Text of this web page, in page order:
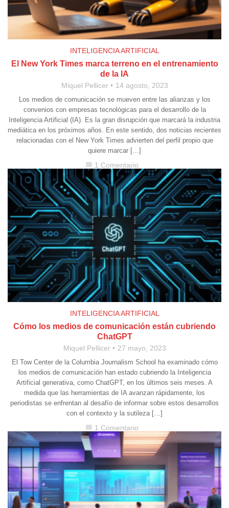
INTELIGENCIA ARTIFICIAL
El New York Times marca terreno en el entrenamiento
de la IA
Miquel Pellicer 14 agosto, 2023
Los medios de comunicación se mueven entre las alianzas y los
convenios con empresas tecnológicas para el desarrollo de la
Inteligencia Artificial (IA). Es la gran disrupción que marcará la industria
mediática en los próximos años. En este sentido, dos noticias recientes
relacionadas con el New York Times advierten del perfil propio que
quiere marcar […]
chat_bubble 1 Comentario
INTELIGENCIA ARTIFICIAL
Cómo los medios de comunicación están cubriendo
ChatGPT
Miquel Pellicer 27 mayo, 2023
El Tow Center de la Columbia Journalism School ha examinado cómo
los medios de comunicación han estado cubriendo la Inteligencia
Artificial generativa, como ChatGPT, en los últimos seis meses. A
medida que las herramientas de IA avanzan rápidamente, los
periodistas se enfrentan al desafío de informar sobre estos desarrollos
con el contexto y la sutileza […]
chat_bubble 1 Comentario